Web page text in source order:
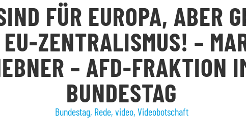
FÜR EUROPA, ABER
ZENTRALISMUS! –
– AFD-FRAKTION
BUNDESTAG
Bundestag, Rede, video, Videobotschaft